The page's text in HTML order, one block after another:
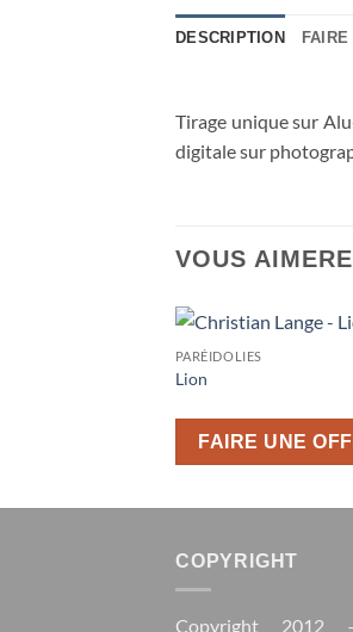
DESCRIPTION
Tirage unique sur
digitale sur
VOUS
PARÉIDOLIES
Lion
FAIRE UNE
COPYRIGHT
Copyright 2012